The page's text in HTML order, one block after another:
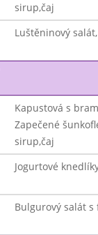
sirup,čaj
Luštěninový
Kapustová s
Zapečené
sirup,čaj
Jogurtové
Bulgurový salát